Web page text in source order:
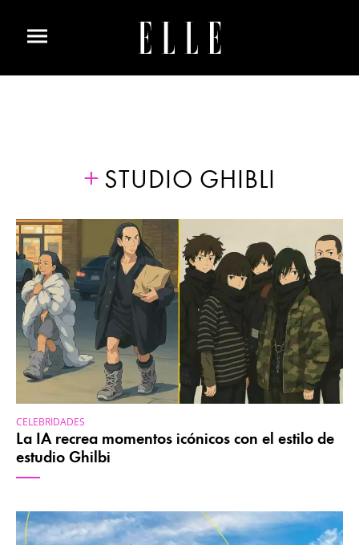
STUDIO GHIBLI
CELEBRIDADES
La IA recrea momentos icónicos con el estilo de
estudio Ghilbi